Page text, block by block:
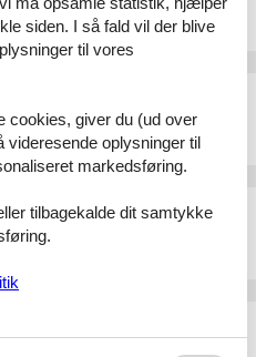
privat overnatning
siden. I så fald vil der blive
til vores
cookies, giver du (ud over
oplysninger til
markedsføring.
tilbagekalde dit samtykke